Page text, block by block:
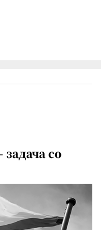
со